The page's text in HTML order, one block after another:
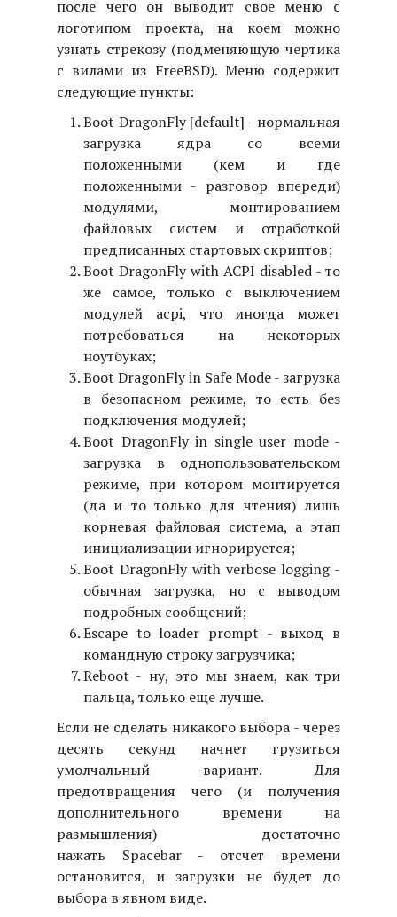
после чего он выводит свое меню с
логотипом проекта, на коем можно
узнать стрекозу (подменяющую чертика
с вилами из FreeBSD). Меню содержит
следующие пункты:
Boot DragonFly [default] - нормальная
загрузка ядра со всеми
положенными (кем и где
положенными - разговор впереди)
модулями, монтированием
файловых систем и отработкой
предписанных стартовых скриптов;
Boot DragonFly with ACPI disabled - то
же самое, только с выключением
модулей acpi, что иногда может
потребоваться на некоторых
ноутбуках;
Boot DragonFly in Safe Mode - загрузка
в безопасном режиме, то есть без
подключения модулей;
Boot DragonFly in single user mode -
загрузка в однопользовательском
режиме, при котором монтируется
(да и то только для чтения) лишь
корневая файловая система, а этап
инициализации игнорируется;
Boot DragonFly with verbose logging -
обычная загрузка, но с выводом
подробных сообщений;
Escape to loader prompt - выход в
командную строку загрузчика;
Reboot - ну, это мы знаем, как три
пальца, только еще лучше.
Если не сделать никакого выбора - через
десять секунд начнет грузиться
умолчальный вариант. Для
предотвращения чего (и получения
дополнительного времени на
размышления) достаточно
нажать Spacebar - отсчет времени
остановится, и загрузки не будет до
выбора в явном виде.